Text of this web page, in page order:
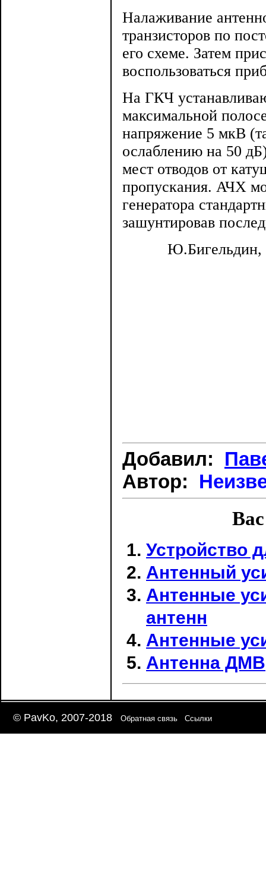
Налаживание
транзисторов по
его схеме. Затем
воспользоваться
На ГКЧ
максимальной
напряжение 5 мкВ
ослаблению на 50
мест отводов от
пропускания. АЧХ
генератора
зашунтировав
Ю.Бигельдин,
Добавил:
Автор:
Устройство
Антенный
Антенные
антенн
Антенные
Антенна ДМВ
© PavKo, 2007-2018 Обратная связь Ссылки